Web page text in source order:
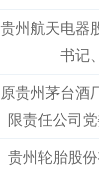
贵州航天电器
书记
原贵州茅台酒
限责任公司
贵州轮胎股